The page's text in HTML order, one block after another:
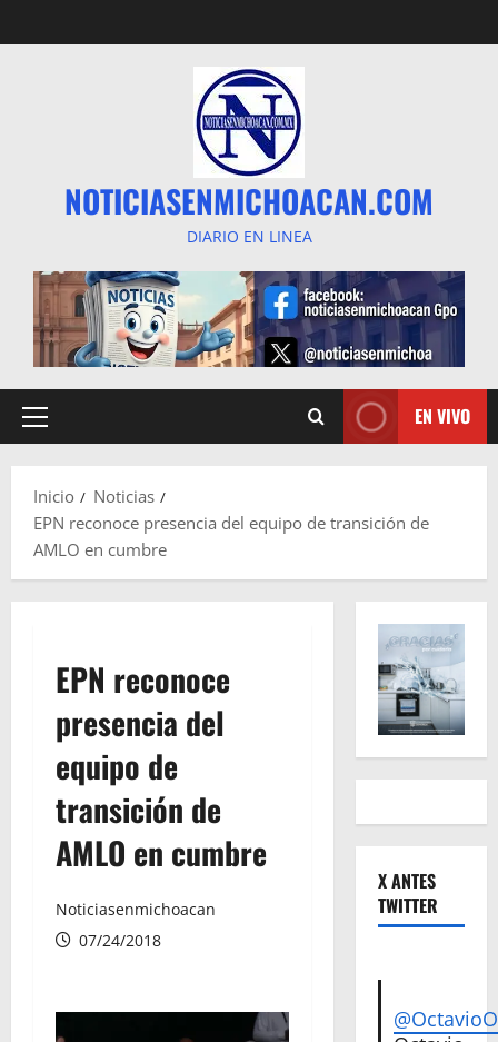
al
NOTICIASENMICHOACAN.COM
DIARIO EN LINEA
Menú
EN VIVO
Inicio
Noticias
EPN reconoce presencia del equipo de transición de
AMLO en cumbre
EPN reconoce
presencia del
equipo de
transición de
AMLO en cumbre
Noticiasenmichoacan
07/24/2018
X ANTES
TWITTER